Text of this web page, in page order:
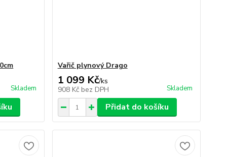
Skladem
Vařič plynový Drago
1 099 Kč/ks
908 Kč bez DPH Skladem
Přidat do košíku